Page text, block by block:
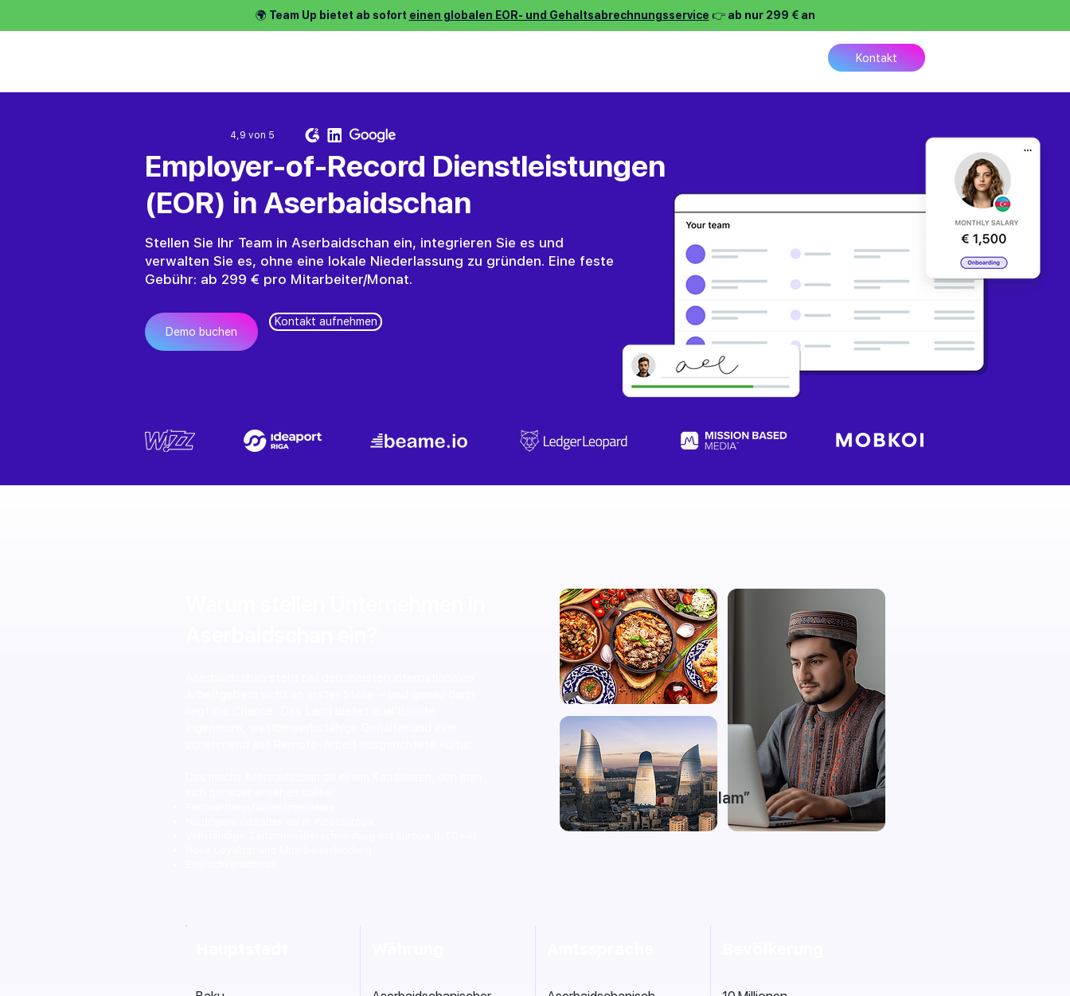
🌍 Team Up bietet ab sofort einen globalen EOR- und Gehaltsabrechnungsservice 👉 ab nur 299 € an
Kontakt
4,9 von 5
Employer-of-Record Dienstleistungen
(EOR) in Aserbaidschan
Stellen Sie Ihr Team in Aserbaidschan ein, integrieren Sie es und
verwalten Sie es, ohne eine lokale Niederlassung zu gründen. Eine feste
Gebühr: ab 299 € pro Mitarbeiter/Monat.
Demo buchen
Kontakt aufnehmen
“salam”